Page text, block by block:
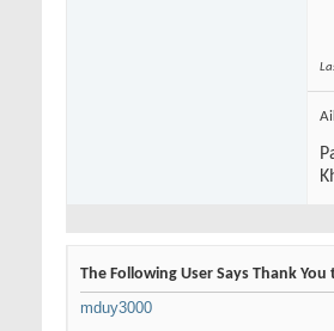
The Following User Says Thank
mduy3000